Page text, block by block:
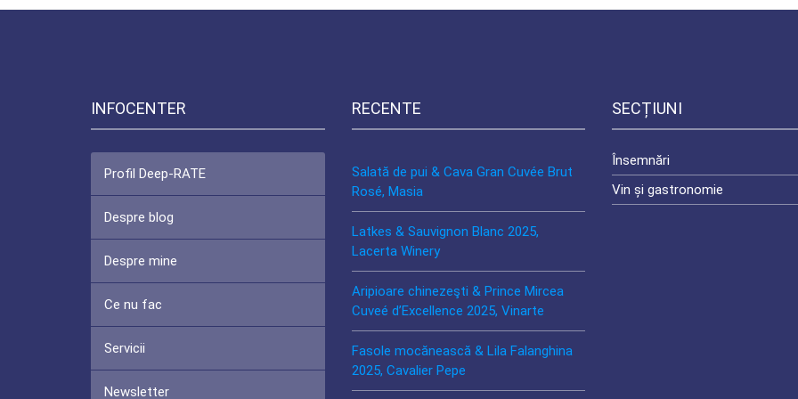
INFOCENTER
Profil Deep-RATE
Despre blog
Despre mine
Ce nu fac
Servicii
Newsletter
RECENTE
Salată de pui & Cava Gran Cuvée Brut
Rosé, Masia
Latkes & Sauvignon Blanc 2025,
Lacerta Winery
Aripioare chinezeşti & Prince Mircea
Cuveé d’Excellence 2025, Vinarte
Fasole mocănească & Lila Falanghina
2025, Cavalier Pepe
SECȚIUNI
Însemnări
Vin și gastronomie